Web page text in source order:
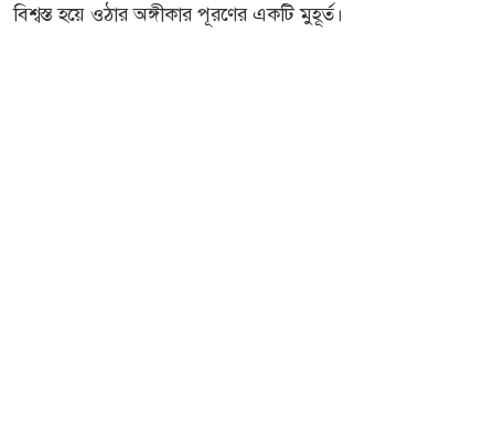
বিশ্বস্ত হয়ে ওঠার অঙ্গীকার পূরণের একটি মুহূর্ত।